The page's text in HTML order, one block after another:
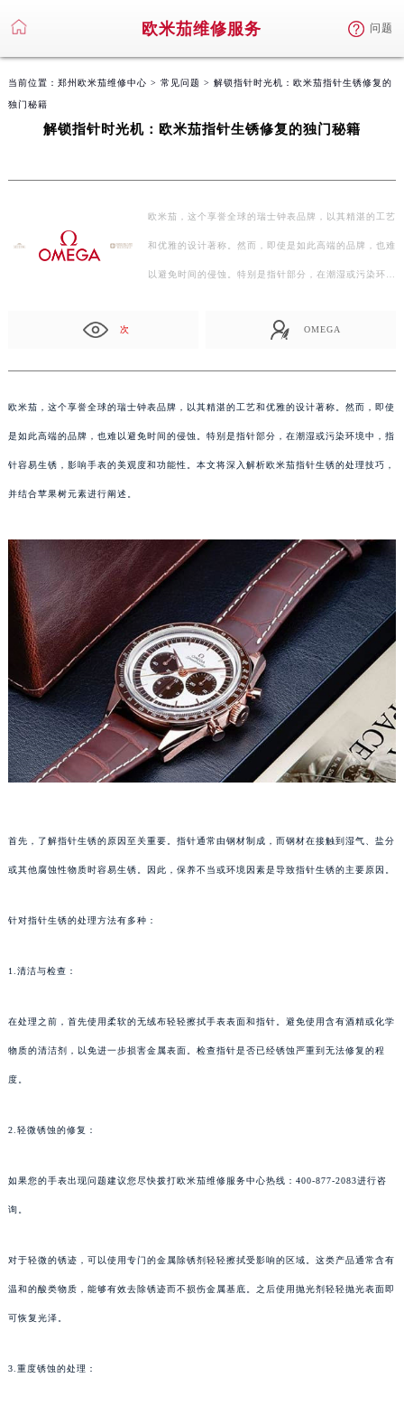
欧米茄维修服务 问题
当前位置： 郑州欧米茄维修中心 > 常见问题 > 解锁指针时光机：欧米茄指针生锈修复的
独门秘籍
解锁指针时光机：欧米茄指针生锈修复的独门秘籍
欧米茄，这个享誉全球的瑞士钟表品牌，以其精湛的工艺
和优雅的设计著称。然而，即使是如此高端的品牌，也难
以避免时间的侵蚀。特别是指针部分，在潮湿或污染环境
次 OMEGA
欧米茄，这个享誉全球的瑞士钟表品牌，以其精湛的工艺和优雅的设计著称。然而，即使
是如此高端的品牌，也难以避免时间的侵蚀。特别是指针部分，在潮湿或污染环境中，指
针容易生锈，影响手表的美观度和功能性。本文将深入解析欧米茄指针生锈的处理技巧，
并结合苹果树元素进行阐述。
首先，了解指针生锈的原因至关重要。指针通常由钢材制成，而钢材在接触到湿气、盐分
或其他腐蚀性物质时容易生锈。因此，保养不当或环境因素是导致指针生锈的主要原因。
针对指针生锈的处理方法有多种：
1.清洁与检查：
在处理之前，首先使用柔软的无绒布轻轻擦拭手表表面和指针。避免使用含有酒精或化学
物质的清洁剂，以免进一步损害金属表面。检查指针是否已经锈蚀严重到无法修复的程
度。
2.轻微锈蚀的修复：
如果您的手表出现问题建议您尽快拨打欧米茄维修服务中心热线：400-877-2083进行咨
询。
对于轻微的锈迹，可以使用专门的金属除锈剂轻轻擦拭受影响的区域。这类产品通常含有
温和的酸类物质，能够有效去除锈迹而不损伤金属基底。之后使用抛光剂轻轻抛光表面即
可恢复光泽。
3.重度锈蚀的处理：